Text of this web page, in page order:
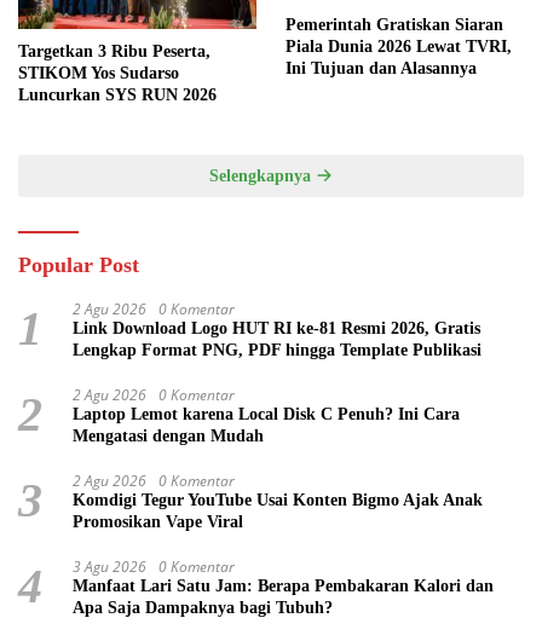
Targetkan 3 Ribu Peserta,
STIKOM Yos Sudarso
Luncurkan SYS RUN 2026
Pemerintah Gratiskan Siaran
Piala Dunia 2026 Lewat TVRI,
Ini Tujuan dan Alasannya
Selengkapnya
Popular Post
1 2 Agu 2026 0 Komentar
Link Download Logo HUT RI ke-81 Resmi 2026, Gratis
Lengkap Format PNG, PDF hingga Template Publikasi
2 2 Agu 2026 0 Komentar
Laptop Lemot karena Local Disk C Penuh? Ini Cara
Mengatasi dengan Mudah
3 2 Agu 2026 0 Komentar
Komdigi Tegur YouTube Usai Konten Bigmo Ajak Anak
Promosikan Vape Viral
4 3 Agu 2026 0 Komentar
Manfaat Lari Satu Jam: Berapa Pembakaran Kalori dan
Apa Saja Dampaknya bagi Tubuh?